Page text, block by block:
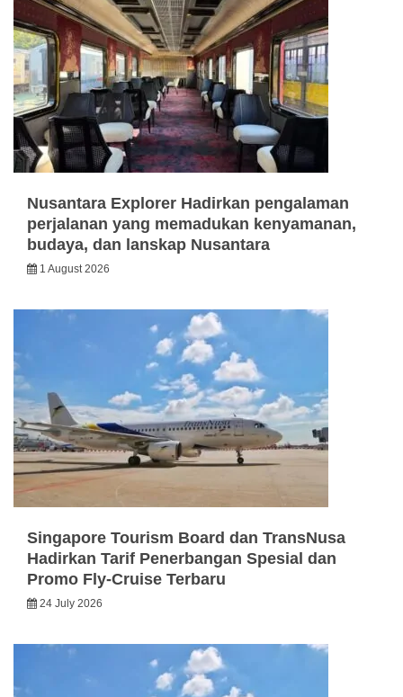
Nusantara Explorer Hadirkan pengalaman
perjalanan yang memadukan kenyamanan,
budaya, dan lanskap Nusantara
1 August 2026
Singapore Tourism Board dan TransNusa
Hadirkan Tarif Penerbangan Spesial dan
Promo Fly-Cruise Terbaru
24 July 2026